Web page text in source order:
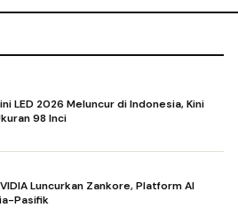
LED 2026 Meluncur di Indonesia, Kini
98 Inci
Luncurkan Zankore, Platform AI
Pasifik